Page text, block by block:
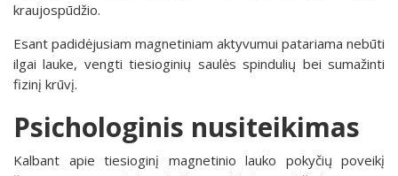
kraujospūdžio.
Esant padidėjusiam magnetiniam aktyvumui patariama nebūti
ilgai lauke, vengti tiesioginių saulės spindulių bei sumažinti
fizinį krūvį.
Psichologinis nusiteikimas
Kalbant apie tiesioginį magnetinio lauko pokyčių poveikį